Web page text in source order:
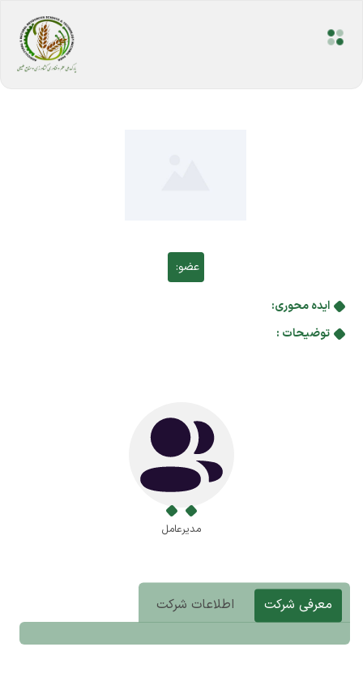
عضو:
ایده محوری:
توضیحات :
مدیرعامل
معرفی شرکت اطلاعات شرکت